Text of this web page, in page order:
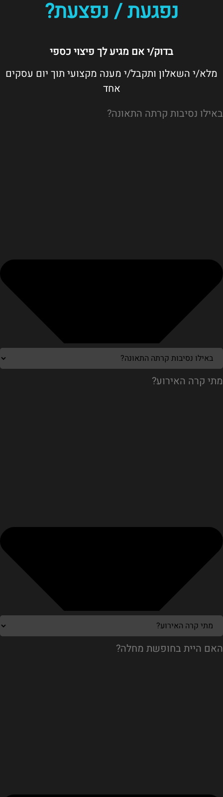
נפגעת / נפצעת?
בדוק/י אם מגיע לך פיצוי כספי
מלא/י השאלון ותקבל/י מענה מקצועי תוך יום עסקים
אחד
באילו נסיבות קרתה התאונה?
מתי קרה האירוע?
האם היית בחופשת מחלה?